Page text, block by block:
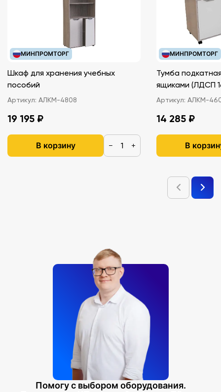
МИНПРОМТОРГ
Шкаф для хранения учебных
пособий
Артикул: АЛКМ-4808
19 195 ₽
В корзину − +
МИНПРОМТОРГ
Тумба
ящиками
Артикул: АЛКМ-
14 285 ₽
В
Помогу с выбором оборудования.